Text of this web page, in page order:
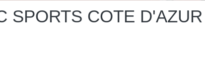
SPORTS COTE D'AZUR